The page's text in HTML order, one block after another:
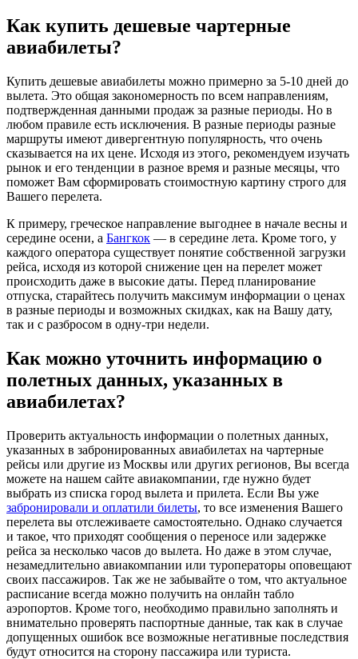
Как купить дешевые чартерные
авиабилеты?
Купить дешевые авиабилеты можно примерно за 5-10 дней до
вылета. Это общая закономерность по всем направлениям,
подтвержденная данными продаж за разные периоды. Но в
любом правиле есть исключения. В разные периоды разные
маршруты имеют дивергентную популярность, что очень
сказывается на их цене. Исходя из этого, рекомендуем изучать
рынок и его тенденции в разное время и разные месяцы, что
поможет Вам сформировать стоимостную картину строго для
Вашего перелета.
К примеру, греческое направление выгоднее в начале весны и
середине осени, а Бангкок — в середине лета. Кроме того, у
каждого оператора существует понятие собственной загрузки
рейса, исходя из которой снижение цен на перелет может
происходить даже в высокие даты. Перед планирование
отпуска, старайтесь получить максимум информации о ценах
в разные периоды и возможных скидках, как на Вашу дату,
так и с разбросом в одну-три недели.
Как можно уточнить информацию о
полетных данных, указанных в
авиабилетах?
Проверить актуальность информации о полетных данных,
указанных в забронированных авиабилетах на чартерные
рейсы или другие из Москвы или других регионов, Вы всегда
можете на нашем сайте авиакомпании, где нужно будет
выбрать из списка город вылета и прилета. Если Вы уже
забронировали и оплатили билеты, то все изменения Вашего
перелета вы отслеживаете самостоятельно. Однако случается
и такое, что приходят сообщения о переносе или задержке
рейса за несколько часов до вылета. Но даже в этом случае,
незамедлительно авиакомпании или туроператоры оповещают
своих пассажиров. Так же не забывайте о том, что актуальное
расписание всегда можно получить на онлайн табло
аэропортов. Кроме того, необходимо правильно заполнять и
внимательно проверять паспортные данные, так как в случае
допущенных ошибок все возможные негативные последствия
будут относится на сторону пассажира или туриста.